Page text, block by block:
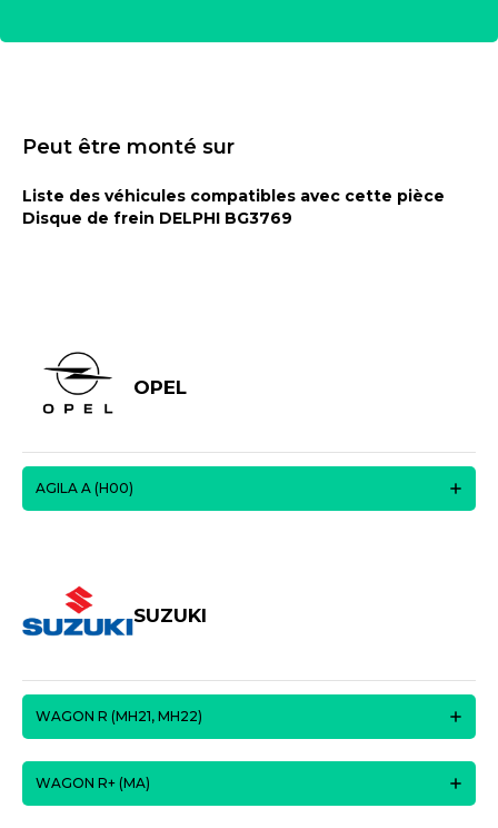
Peut être monté sur
Liste des véhicules compatibles avec cette pièce
Disque de frein DELPHI BG3769
OPEL
AGILA A (H00)
SUZUKI
WAGON R (MH21, MH22)
WAGON R+ (MA)